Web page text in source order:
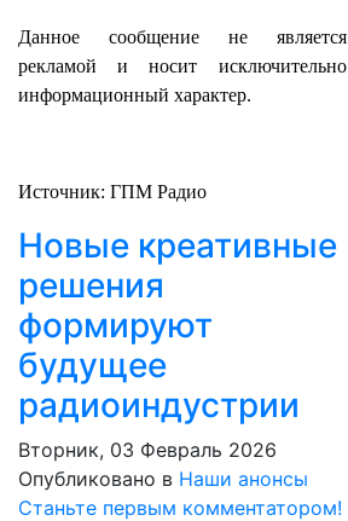
Данное сообщение не является
рекламой и носит исключительно
информационный характер.
Источник: ГПМ Радио
Новые креативные
решения
формируют
будущее
радиоиндустрии
Вторник, 03 Февраль 2026
Опубликовано в Наши анонсы
Станьте первым комментатором!